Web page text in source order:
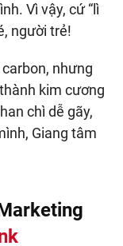
Vì vậy, cứ “lì
người trẻ!
nhưng
kim cương
chì dễ gãy,
Giang tâm